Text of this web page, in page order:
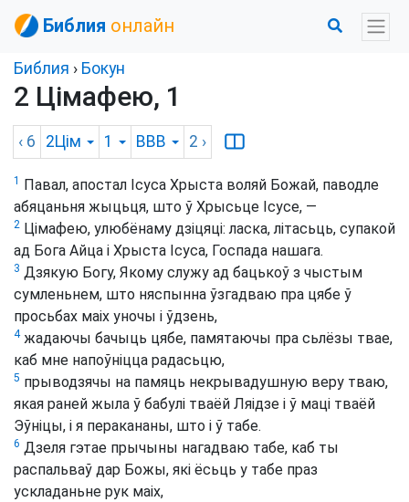
Библия онлайн
Библия › Бокун
2 Цімафею, 1
‹ 6 2Цім 1 BBB 2 ›
1
Павал, апостал Ісуса Хрыста воляй Божай, паводле
абяцаньня жыцьця, што ў Хрысьце Ісусе, —
2 Цімафею, улюбёнаму дзіцяці: ласка, літасьць, супакой
ад Бога Айца і Хрыста Ісуса, Госпада нашага.
3 Дзякую Богу, Якому служу ад бацькоў з чыстым
сумленьнем, што няспынна ўзгадваю пра цябе ў
просьбах маіх уночы і ўдзень,
4жадаючы бачыць цябе, памятаючы пра сьлёзы твае,
каб мне напоўніцца радасьцю,
5 прыводзячы на памяць некрывадушную веру тваю,
якая раней жыла ў бабулі тваёй Ляідзе і ў маці тваёй
Эўніцы, і я перакананы, што і ў табе.
6 Дзеля гэтае прычыны нагадваю табе, каб ты
распальваў дар Божы, які ёсьць у табе праз
ускладаньне рук маіх,